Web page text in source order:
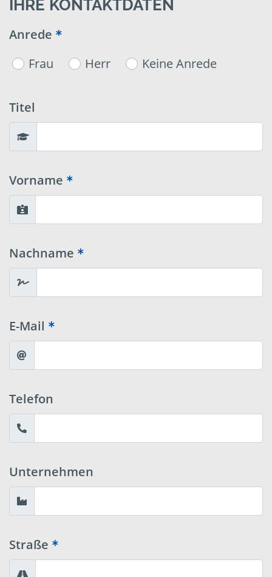
IHRE KONTAKTDATEN
Anrede
Frau
Herr Keine Anrede
Titel
Vorname
Nachname
E-Mail
Telefon
Unternehmen
Straße